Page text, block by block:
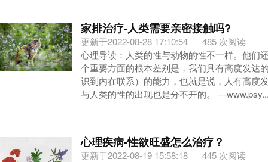
家排治疗-人类需要亲密接触吗?
更新于2022-08-28 17:10:54
485 次阅读
心理导读：人类的性与动物的性不一样。他们
个重要方面的根本差别是，我们具有高度发达
识到内在联系）的能力，也就是说，人有高度
与人类的性的出现也是分不开的。 ---
心理疾病-性欲旺盛怎么治疗？
更新于2022-08-19 15:58:18
445 次阅读